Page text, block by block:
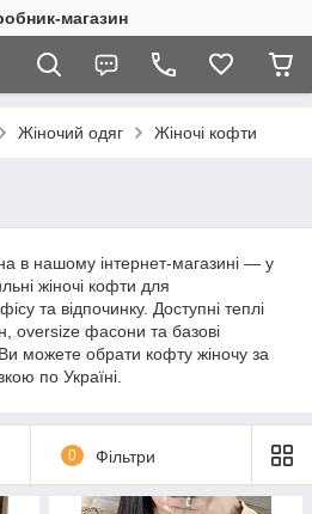
магазин
Жіночий одяг Жіночі кофти
в нашому інтернет-магазині — у
жіночі кофти для
та відпочинку. Доступні теплі
oversize фасони та базові
Ви можете обрати кофту жіночу за
по Україні.
0 Фільтри